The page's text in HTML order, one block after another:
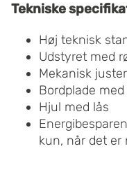
Tekniske
Høj teknisk
Udstyret med
Mekanisk
Bordplade
Hjul med lås
kun, når det er